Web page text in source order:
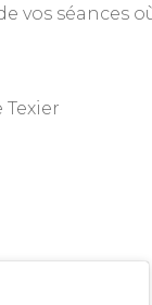
vos séances
Texier